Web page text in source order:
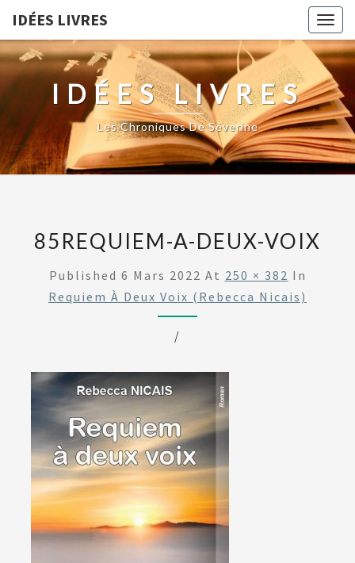
IDÉES LIVRES
IDÉES LIVRES
Les Chroniques De Séverine
85REQUIEM-A-DEUX-VOIX
Published 6 Mars 2022 At 250 × 382 In
Requiem À Deux Voix (Rebecca Nicais)
/